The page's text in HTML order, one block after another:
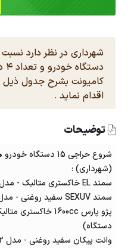
کامیونت بشرح جدول ذیل
اقدام نماید .
توضیحات
شروعحراجی
15 دستگاه
(شهرداری) :
سمند EL خاکستری متالیک - مدل 1389 (تعداد یک دستگاه)
سمند SEXUV سفید روغنی - مدل 1391 (تعداد یک دستگاه)
دستگاه)
وانت پیکان سفید روغنی - مدل 1382 (تعداد یک دستگاه)